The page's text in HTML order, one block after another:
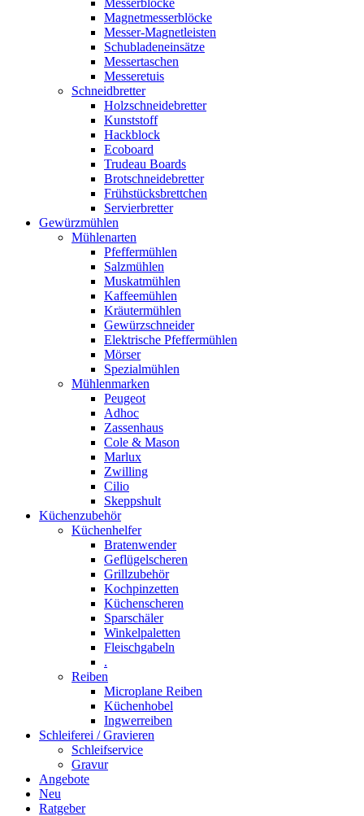
Messerblöcke
Magnetmesserblöcke
Messer-Magnetleisten
Schubladeneinsätze
Messertaschen
Messeretuis
Schneidbretter
Holzschneidebretter
Kunststoff
Hackblock
Ecoboard
Trudeau Boards
Brotschneidebretter
Frühstücksbrettchen
Servierbretter
Gewürzmühlen
Mühlenarten
Pfeffermühlen
Salzmühlen
Muskatmühlen
Kaffeemühlen
Kräutermühlen
Gewürzschneider
Elektrische Pfeffermühlen
Mörser
Spezialmühlen
Mühlenmarken
Peugeot
Adhoc
Zassenhaus
Cole & Mason
Marlux
Zwilling
Cilio
Skeppshult
Küchenzubehör
Küchenhelfer
Bratenwender
Geflügelscheren
Grillzubehör
Kochpinzetten
Küchenscheren
Sparschäler
Winkelpaletten
Fleischgabeln
.
Reiben
Microplane Reiben
Küchenhobel
Ingwerreiben
Schleiferei / Gravieren
Schleifservice
Gravur
Angebote
Neu
Ratgeber